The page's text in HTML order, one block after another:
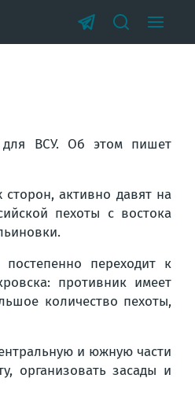
для ВСУ. Об этом пишет
активно давят на
пехоты с востока
переходит к
противник имеет
количество пехоты,
и южную части
организовать засады и